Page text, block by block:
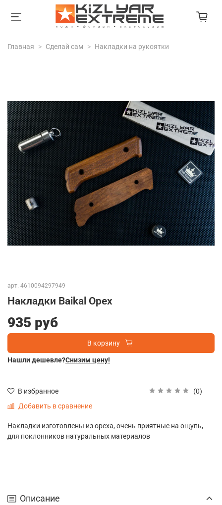
Главная Сделай сам Накладки на рукоятки
арт. 4610094297949
Накладки Baikal Орех
(0)
В избранное
Добавить в сравнение
935 руб
В корзину
Нашли дешевле?Снизим цену!
Накладки изготовлены из ореха, очень приятные на ощупь,
для поклонников натуральных материалов
Описание